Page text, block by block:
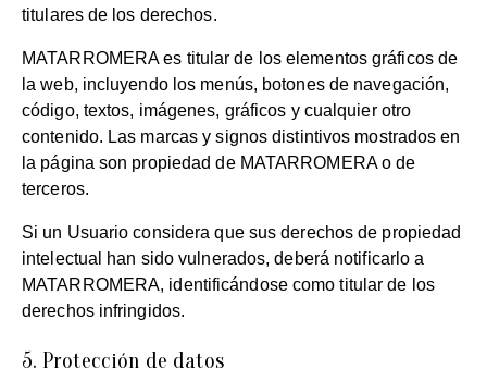
titulares de los derechos.
MATARROMERA es titular de los elementos gráficos de
la web, incluyendo los menús, botones de navegación,
código, textos, imágenes, gráficos y cualquier otro
contenido. Las marcas y signos distintivos mostrados en
la página son propiedad de MATARROMERA o de
terceros.
Si un Usuario considera que sus derechos de propiedad
intelectual han sido vulnerados, deberá notificarlo a
MATARROMERA, identificándose como titular de los
derechos infringidos.
5. Protección de datos